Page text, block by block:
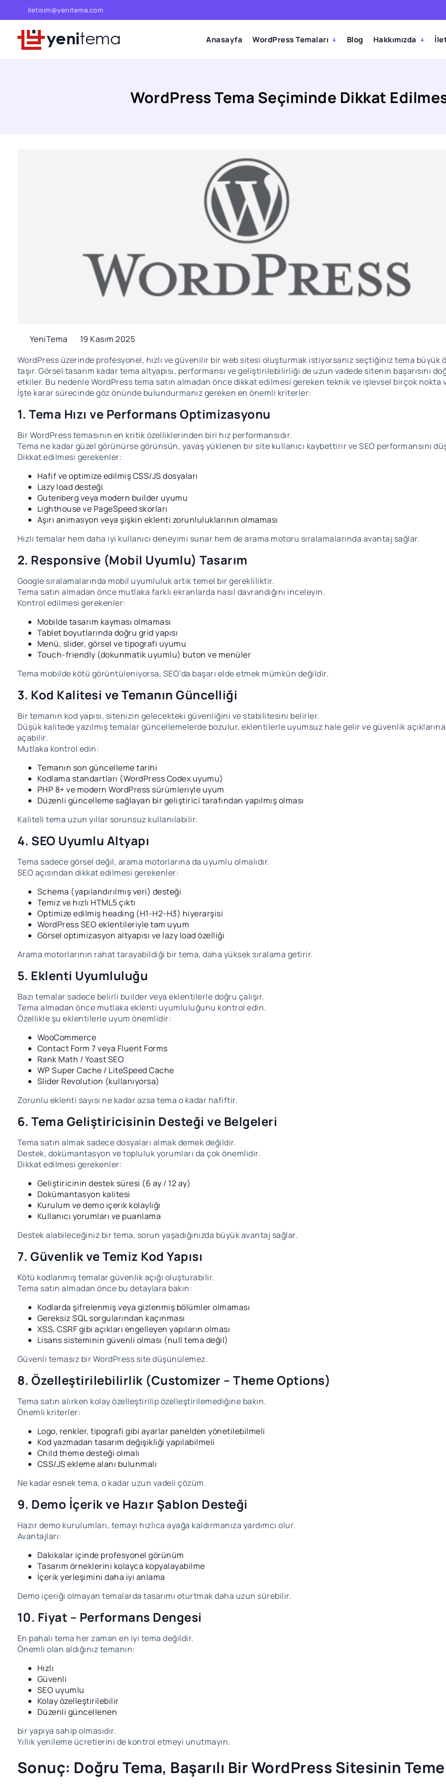
iletisim@yenitema.com
Anasayfa WordPress Temaları Blog Hakkımızda
WordPress Tema Seçiminde Dikkat
YeniTema
19 Kasım 2025
WordPress üzerinde profesyonel, hızlı ve güvenilir bir web sitesi oluşturmak istiyorsanız seçtiğiniz tema büyük
taşır. Görsel tasarım kadar tema altyapısı, performansı ve geliştirilebilirliği de uzun vadede sitenin başarısını
etkiler. Bu nedenle WordPress tema satın almadan önce dikkat edilmesi gereken teknik ve işlevsel birçok nokta
İşte karar sürecinde göz önünde bulundurmanız gereken en önemli kriterler:
1. Tema Hızı ve Performans Optimizasyonu
Bir WordPress temasının en kritik özelliklerinden biri hız performansıdır.
Tema ne kadar güzel görünürse görünsün, yavaş yüklenen bir site kullanıcı kaybettirir ve SEO performansını
Dikkat edilmesi gerekenler:
Hafif ve optimize edilmiş CSS/JS dosyaları
Lazy load desteği
Gutenberg veya modern builder uyumu
Lighthouse ve PageSpeed skorları
Aşırı animasyon veya şişkin eklenti zorunluluklarının olmaması
Hızlı temalar hem daha iyi kullanıcı deneyimi sunar hem de arama motoru sıralamalarında avantaj sağlar.
2. Responsive (Mobil Uyumlu) Tasarım
Google sıralamalarında mobil uyumluluk artık temel bir gerekliliktir.
Tema satın almadan önce mutlaka farklı ekranlarda nasıl davrandığını inceleyin.
Kontrol edilmesi gerekenler:
Mobilde tasarım kayması olmaması
Tablet boyutlarında doğru grid yapısı
Menü, slider, görsel ve tipografi uyumu
Touch-friendly (dokunmatik uyumlu) buton ve menüler
Tema mobilde kötü görüntüleniyorsa, SEO’da başarı elde etmek mümkün değildir.
3. Kod Kalitesi ve Temanın Güncelliği
Bir temanın kod yapısı, sitenizin gelecekteki güvenliğini ve stabilitesini belirler.
Düşük kalitede yazılmış temalar güncellemelerde bozulur, eklentilerle uyumsuz hale gelir ve güvenlik
açabilir.
Mutlaka kontrol edin:
Temanın son güncelleme tarihi
Kodlama standartları (WordPress Codex uyumu)
PHP 8+ ve modern WordPress sürümleriyle uyum
Düzenli güncelleme sağlayan bir geliştirici tarafından yapılmış olması
Kaliteli tema uzun yıllar sorunsuz kullanılabilir.
4. SEO Uyumlu Altyapı
Tema sadece görsel değil, arama motorlarına da uyumlu olmalıdır.
SEO açısından dikkat edilmesi gerekenler:
Schema (yapılandırılmış veri) desteği
Temiz ve hızlı HTML5 çıktı
Optimize edilmiş heading (H1-H2-H3) hiyerarşisi
WordPress SEO eklentileriyle tam uyum
Görsel optimizasyon altyapısı ve lazy load özelliği
Arama motorlarının rahat tarayabildiği bir tema, daha yüksek sıralama getirir.
5. Eklenti Uyumluluğu
Bazı temalar sadece belirli builder veya eklentilerle doğru çalışır.
Tema almadan önce mutlaka eklenti uyumluluğunu kontrol edin.
Özellikle şu eklentilerle uyum önemlidir:
WooCommerce
Contact Form 7 veya Fluent Forms
Rank Math / Yoast SEO
WP Super Cache / LiteSpeed Cache
Slider Revolution (kullanıyorsa)
Zorunlu eklenti sayısı ne kadar azsa tema o kadar hafiftir.
6. Tema Geliştiricisinin Desteği ve Belgeleri
Tema satın almak sadece dosyaları almak demek değildir.
Destek, dokümantasyon ve topluluk yorumları da çok önemlidir.
Dikkat edilmesi gerekenler:
Geliştiricinin destek süresi (6 ay / 12 ay)
Dokümantasyon kalitesi
Kurulum ve demo içerik kolaylığı
Kullanıcı yorumları ve puanlama
Destek alabileceğiniz bir tema, sorun yaşadığınızda büyük avantaj sağlar.
7. Güvenlik ve Temiz Kod Yapısı
Kötü kodlanmış temalar güvenlik açığı oluşturabilir.
Tema satın almadan önce bu detaylara bakın:
Kodlarda şifrelenmiş veya gizlenmiş bölümler olmaması
Gereksiz SQL sorgularından kaçınması
XSS, CSRF gibi açıkları engelleyen yapıların olması
Lisans sisteminin güvenli olması (null tema değil)
Güvenli temasız bir WordPress site düşünülemez.
8. Özelleştirilebilirlik (Customizer – Theme Options)
Tema satın alırken kolay özelleştirilip özelleştirilemediğine bakın.
Önemli kriterler:
Logo, renkler, tipografi gibi ayarlar panelden yönetilebilmeli
Kod yazmadan tasarım değişikliği yapılabilmeli
Child theme desteği olmalı
CSS/JS ekleme alanı bulunmalı
Ne kadar esnek tema, o kadar uzun vadeli çözüm.
9. Demo İçerik ve Hazır Şablon Desteği
Hazır demo kurulumları, temayı hızlıca ayağa kaldırmanıza yardımcı olur.
Avantajları:
Dakikalar içinde profesyonel görünüm
Tasarım örneklerini kolayca kopyalayabilme
İçerik yerleşimini daha iyi anlama
Demo içeriği olmayan temalarda tasarımı oturtmak daha uzun sürebilir.
10. Fiyat – Performans Dengesi
En pahalı tema her zaman en iyi tema değildir.
Önemli olan aldığınız temanın:
Hızlı
Güvenli
SEO uyumlu
Kolay özelleştirilebilir
Düzenli güncellenen
bir yapıya sahip olmasıdır.
Yıllık yenileme ücretlerini de kontrol etmeyi unutmayın.
Sonuç: Doğru Tema, Başarılı Bir WordPress Sitesinin